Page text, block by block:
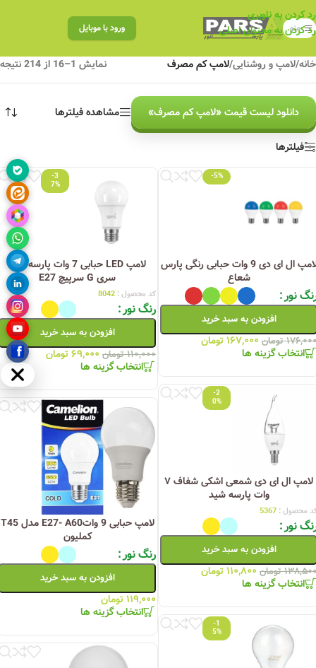
رد کردن به ناوبری
رد کردن به محتوای اصلی
منو ورود با موبایل
خانه/لامپ و روشنایی/لامپ کم مصرف نمایش 1–16 از 214 نتیجه
دانلود لیست قیمت «لامپ کم مصرف» مشاهده فیلترها
فیلترها
-5%
لامپ ال ای دی 9 وات حبابی رنگی پارس
شعاع
نور
افزودن به سبد خرید
تومان ۱۶۷,۰۰۰ تومان
انتخاب گزینه ها
-3
7%
لامپ LED حبابی 7 وات پارسه شید
سری G سرپیچ E27
کد محصول : 8042
رنگ نور
افزودن به سبد خرید
۱۱۰,۰۰۰ تومان ۶۹,۰۰۰تومان
انتخاب گزینه ها
-2
0%
لامپ ال ای دی شمعی اشکی شفاف ۷
وات پارسه شید
محصول : 5367
نور
افزودن به سبد خرید
تومان ۱۱۰,۸۰۰ تومان
انتخاب گزینه ها
لامپ حبابی 9 واتE27- A60 مدل T45
کملیون
رنگ نور
افزودن به سبد خرید
۱۱۹,۰۰۰ تومان
انتخاب گزینه ها
-1
5%